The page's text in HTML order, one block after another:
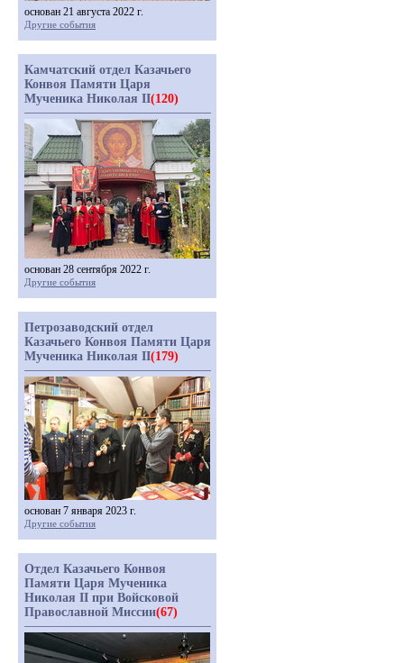
основан 21 августа 2022 г.
Другие события
Камчатский отдел Казачьего
Конвоя Памяти Царя
Мученика Николая II(120)
основан 28 сентября 2022 г.
Другие события
Петрозаводский отдел
Казачьего Конвоя Памяти Царя
Мученика Николая II(179)
основан 7 января 2023 г.
Другие события
Отдел Казачьего Конвоя
Памяти Царя Мученика
Николая II при Войсковой
Православной Миссии(67)